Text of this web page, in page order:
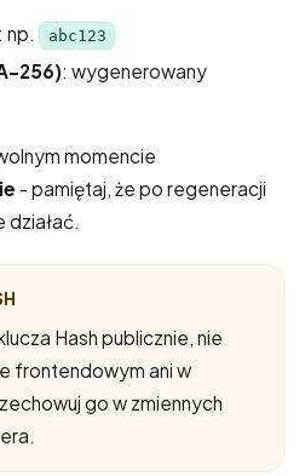
: np. abc123
256): wygenerowany
momencie
- pamiętaj, że po regeneracji
działać.
Hash publicznie, nie
frontendowym ani w
go w zmiennych